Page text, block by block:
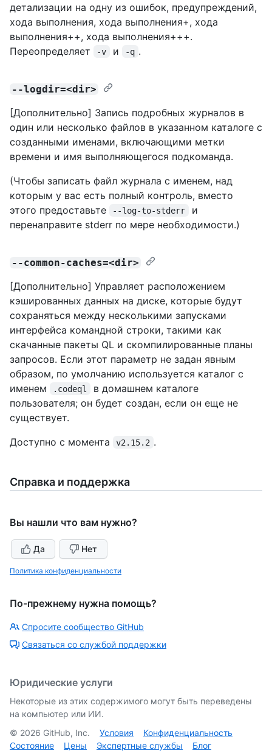
детализации на одну из ошибок, предупреждений,
хода выполнения, хода выполнения+, хода
выполнения++, хода выполнения+++.
Переопределяет
-v и -q .
--logdir=<dir>
[Дополнительно] Запись подробных журналов в
один или несколько файлов в указанном каталоге с
созданными именами, включающими метки
времени и имя выполняющегося подкоманда.
(Чтобы записать файл журнала с именем, над
которым у вас есть полный контроль, вместо
этого предоставьте
--log-to-stderr
и
перенаправите stderr по мере необходимости.)
--common-caches=<dir>
[Дополнительно] Управляет расположением
кэшированных данных на диске, которые будут
сохраняться между несколькими запусками
интерфейса командной строки, такими как
скачанные пакеты QL и скомпилированные планы
запросов. Если этот параметр не задан явным
образом, по умолчанию используется каталог с
именем
.codeql
в домашнем каталоге
пользователя; он будет создан, если он еще не
существует.
Доступно с момента
v2.15.2 .
Справка и поддержка
Вы нашли что вам нужно?
Да Нет
Политика конфиденциальности
По-прежнему нужна помощь?
Спросите сообщество GitHub
Связаться со службой поддержки
Юридические услуги
Некоторые из этих содержимого могут быть переведены
на компьютер или ИИ.
© 2026 GitHub, Inc. Условия
Конфиденциальность
Состояние
Цены Экспертные службы Блог